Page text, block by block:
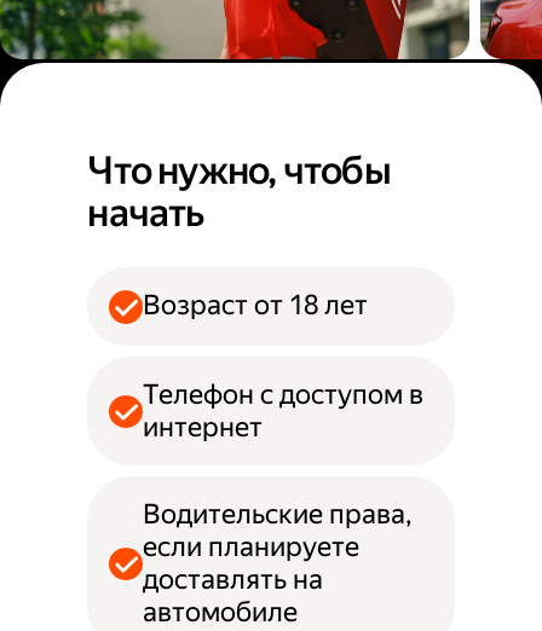
Пеший курьер
Что нужно, чтобы
начать
Возраст от 18 лет
Телефон с доступом в
интернет
Водительские права,
если планируете
доставлять на
автомобиле